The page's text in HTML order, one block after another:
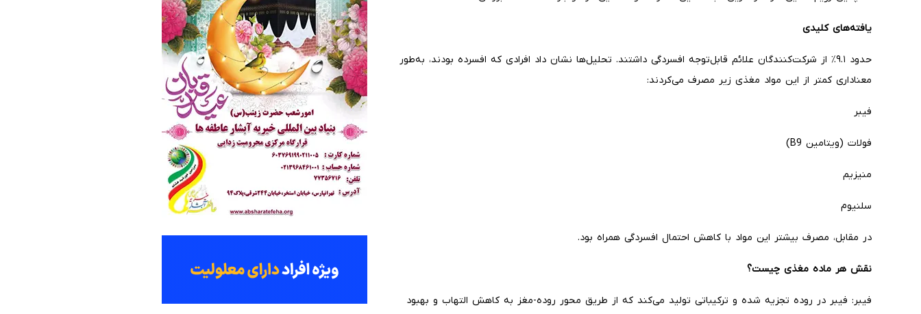
یافته‌های کلیدی
حدود ۹.۱٪ از شرکت‌کنندگان علائم قابل‌توجه افسردگی داشتند. تحلیل‌ها نشان داد افرادی که افسرده بودند، به‌طور
معناداری کمتر از این مواد مغذی زیر مصرف می‌کردند:
فیبر
فولات (ویتامین B9)
منیزیم
سلنیوم
در مقابل، مصرف بیشتر این مواد با کاهش احتمال افسردگی همراه بود.
نقش هر ماده مغذی چیست؟
فیبر: فیبر در روده تجزیه شده و ترکیباتی تولید می‌کند که از طریق محور روده-مغز به کاهش التهاب و بهبود